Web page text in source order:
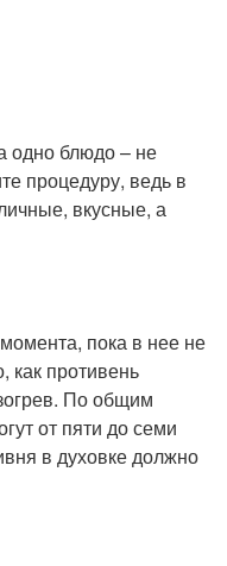
одно блюдо – не
процедуру, ведь в
вкусные, а
пока в нее не
как противень
По общим
от пяти до семи
в духовке должно